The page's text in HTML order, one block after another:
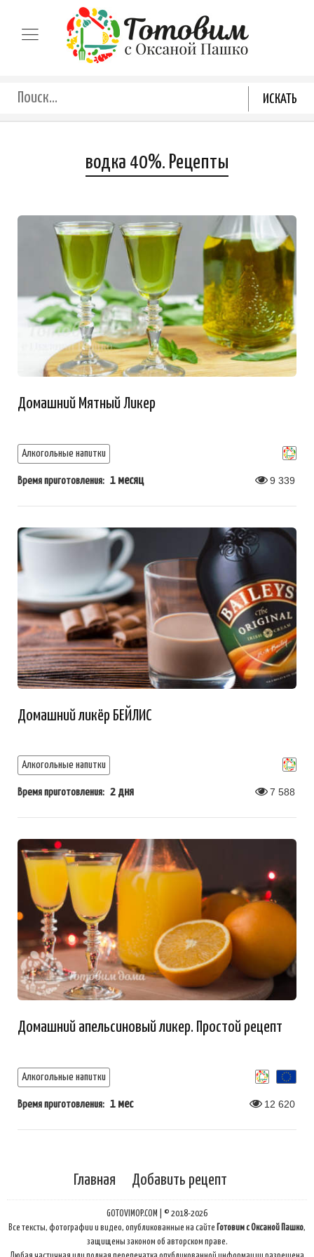
водка 40%. Рецепты
Домашний Мятный Ликер
Алкогольные напитки
Время приготовления: 1 месяц 9 339
Домашний ликёр БЕЙЛИС
Алкогольные напитки
Время приготовления: 2 дня 7 588
Домашний апельсиновый ликер. Простой рецепт
Алкогольные напитки
Время приготовления: 1 мес 12 620
Главная Добавить рецепт
GOTOVIMOP.COM | © 2018-2026
Все тексты, фотографии и видео, опубликованные на сайте Готовим с Оксаной Пашко,
защищены законом об авторском праве.